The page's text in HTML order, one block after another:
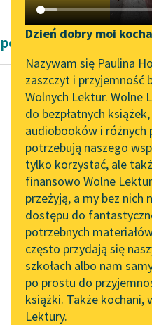
Katalog DAISY
Podkasty o książkach
Aktualności
„Prokurator Alicja Horn”
do słuchania
Byliśmy częścią AI Impact
Lab
Zapraszamy na spotkanie
online z tłumaczkami
literatury skandynawskiej
Spotkanie z Katarzyną
Tunkiel w Oslo
102. lata temu zmarł
Joseph Conrad
Dzień dobry moi
Nazywam się Paulina
zaszczyt i przyjemność
Wolnych Lektur. Wolne
do bezpłatnych
audiobooków i różnych
potrzebują naszego
tylko korzystać, ale
finansowo Wolne
przeżyją, a my bez nich
dostępu do
potrzebnych
często przydają się
szkołach albo nam
po prostu do
książki. Także kochani,
Lektury.
powieści fantastyczne